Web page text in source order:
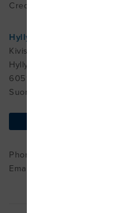
Cred. MDT
Hyllykallion Lääkintävoimistelu
Kivisaarentie 2
Hyllykallio
60510
Suomi
Phone : +06-414915
Email: